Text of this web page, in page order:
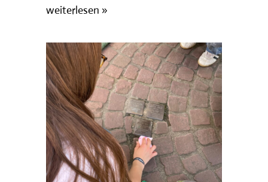
weiterlesen »